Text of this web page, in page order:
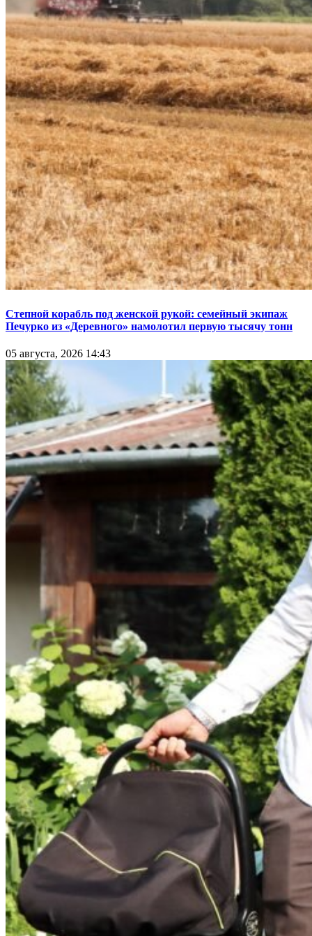
Степной корабль под женской рукой: семейный экипаж
Печурко из «Деревного» намолотил первую тысячу тонн
05 августа, 2026 14:43